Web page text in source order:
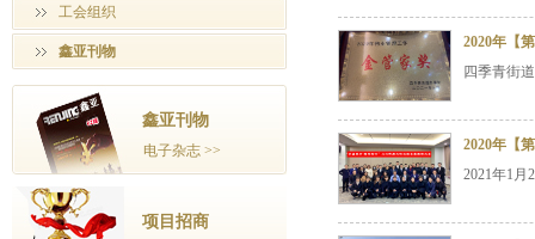
2020年【
四季青街
2020年【
2021年1
工会组织
鑫亚刊物
鑫亚刊物
电子杂志 >>
项目招商